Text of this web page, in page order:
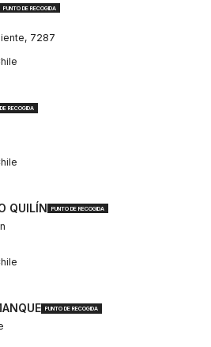
PUNTO DE RECOGIDA
7287
RECOGIDA
QUILÍN PUNTO DE RECOGIDA
PUNTO DE RECOGIDA